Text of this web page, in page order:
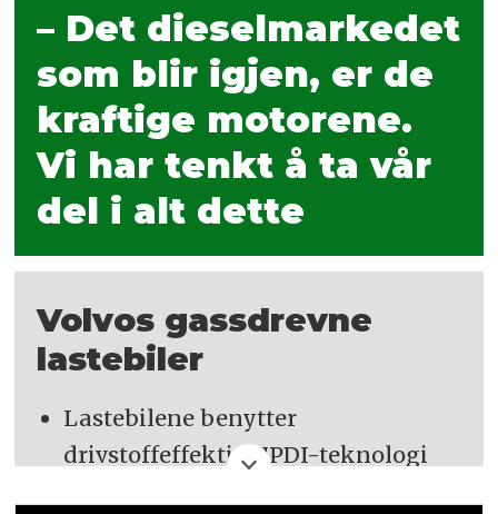
– Det dieselmarkedet
som blir igjen, er de
kraftige motorene.
Vi har tenkt å ta vår
del i alt dette
Volvos gassdrevne
lastebiler
Lastebilene benytter
drivstoffeffektiv HPDI-teknologi